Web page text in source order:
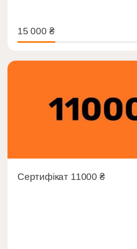
15 000 ₴
Сертифікат 11000 ₴